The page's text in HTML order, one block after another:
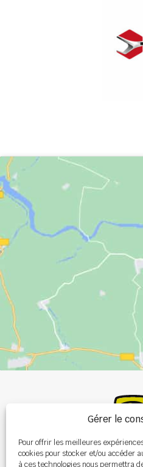
Gérer le
Pour offrir les meilleures
cookies pour stocker et/ou accéder
à ces technologies nous permettra